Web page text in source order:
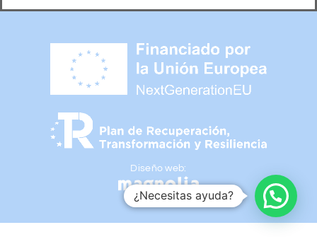
Diseño web:
¿Necesitas ayuda?